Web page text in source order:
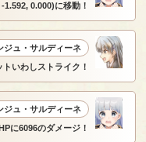
0.000)に移動！
ジュ・サルディーネ
いわしストライク！
ジュ・サルディーネ
に6096のダメージ！